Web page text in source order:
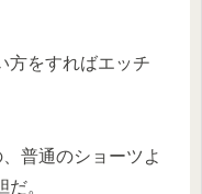
方をすればエッチ
普通のショーツよ
。